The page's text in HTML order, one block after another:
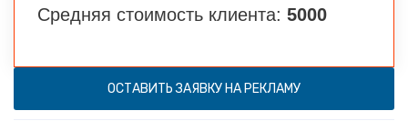
Средняя стоимость клиента: 5000
ОСТАВИТЬ ЗАЯВКУ НА РЕКЛАМУ